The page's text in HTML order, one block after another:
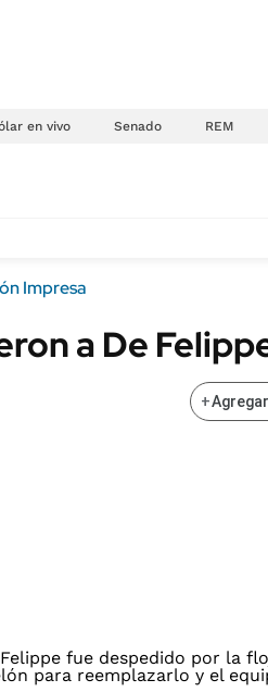
en vivo Senado REM
Sustentabilidad
ENERGY REPORT
Impresa
a De
+